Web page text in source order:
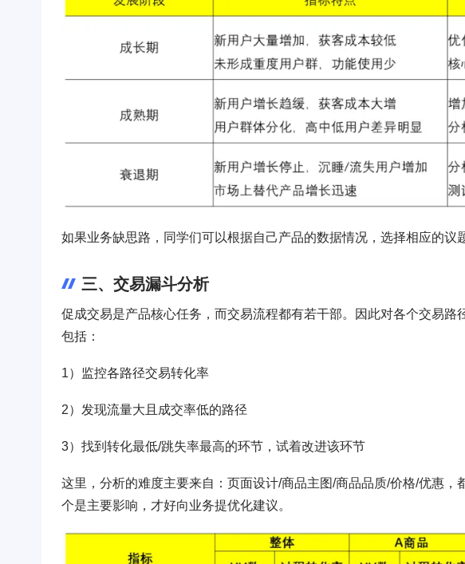
如果业务缺思路，同学们可以根据自己产品的数据情况，选择相应的议
三、交易漏斗分析
促成交易是产品核心任务，而交易流程都有若干部。因此对各个交易
包括：
1）监控各路径交易转化率
2）发现流量大且成交率低的路径
3）找到转化最低/跳失率最高的环节，试着改进该环节
这里，分析的难度主要来自：页面设计/商品主图/商品品质/价格/优惠
个是主要影响，才好向业务提优化建议。